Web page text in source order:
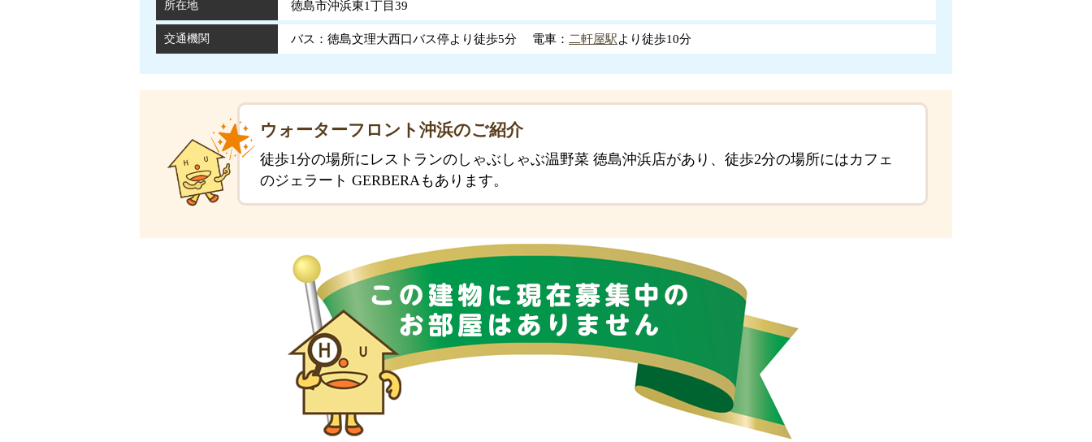
所在地 徳島市沖浜東1丁目39
交通機関 バス：徳島文理大西口バス停より徒歩5分 電車： 二軒屋駅より徒歩10分
ウォーターフロント沖浜のご紹介
徒歩1分の場所にレストランのしゃぶしゃぶ温野菜 徳島沖浜店があり、徒歩2分の場所にはカフェ
のジェラート GERBERAもあります。